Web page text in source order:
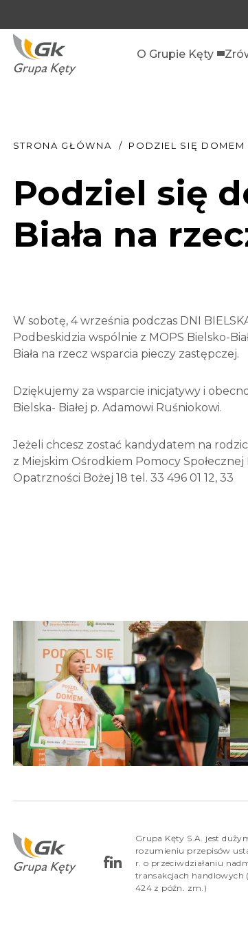
O Grupie Kęty
STRONA GŁÓWNA PODZIEL SIĘ DOMEM
Podziel się
Biała na
W sobotę, 4 września podczas DNI
Podbeskidzia wspólnie z MOPS Bielsko-
Biała na rzecz wsparcia pieczy zastępczej.
Dziękujemy za wsparcie inicjatywy i
Bielska- Białej p. Adamowi Ruśniokowi.
Jeżeli chcesz zostać kandydatem na
z Miejskim Ośrodkiem Pomocy Społecznej
Opatrzności Bożej 18 tel. 33 496 01 12, 33
Grupa Kęty S.A. jest
rozumieniu przepisów
r. o przeciwdziałaniu
transakcjach handlowych
424 z późn. zm.)